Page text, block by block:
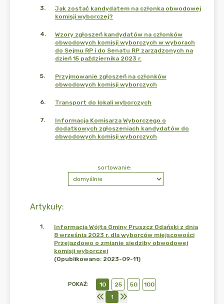
3.
Jak zostać kandydatem na członka obwodowej
komisji wyborczej?
4.
Wzory zgłoszeń kandydatów na członków
obwodowych komisji wyborczych w wyborach
do Sejmu RP i do Senatu RP zarządzonych na
dzień 15 października 2023 r.
5.
Przyjmowanie zgłoszeń na członków
obwodowych komisji wyborczych
6. Transport do lokali wyborczych
7.
Informacja Komisarza Wyborczego o
dodatkowych zgłoszeniach kandydatów do
obwodowych komisji wyborczych
Artykuły:
sortowanie:
1.
Informacja Wójta Gminy Pruszcz Gdański z dnia
8 września 2023 r. dla wyborców miejscowości
Przejazdowo o zmianie siedziby obwodowej
komisji wyborczej
(Opublikowano: 2023-09-11)
POKAŻ: 10 25 50
100
1